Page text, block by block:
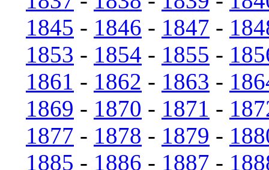
1845 - 1846 - 1847 -
1853 - 1854 - 1855 -
1861 - 1862 - 1863 -
1869 - 1870 - 1871 -
1877 - 1878 - 1879 -
1885 - 1886 - 1887 -